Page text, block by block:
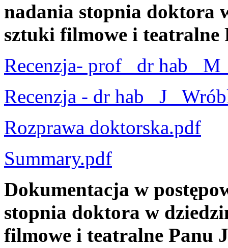
nadania stopnia doktora
sztuki filmowe i
Recenzja- prof_ dr hab_
Recenzja - dr hab_ J_
Rozprawa doktorska.pdf
Summary.pdf
Dokumentacja w
stopnia doktora w
filmowe i teatralne Panu